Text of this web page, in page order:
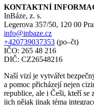
KONTAKTNÍ
InBáze, z. s.
Legerova 357/50, 120 00
info@inbaze.cz
+420739037353 (po–čt)
IČO: 265 48 216
DIČ: CZ26548216
Naší vizí je vytvářet
a pomoc přicházejí nejen
republice, ale i Češi, kteří
jich nějak jinak téma